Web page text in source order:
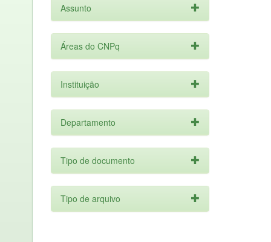
Assunto
Áreas do CNPq
Instituição
Departamento
Tipo de documento
Tipo de arquivo